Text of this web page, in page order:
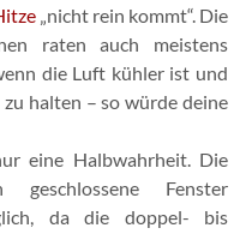
„nicht rein kommt“. Die
raten auch meistens
die Luft kühler ist und
halten – so würde deine
eine Halbwahrheit. Die
geschlossene Fenster
da die doppel- bis